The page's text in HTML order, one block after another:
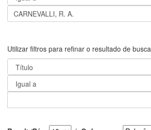
Utilizar filtros para refinar o resultado de